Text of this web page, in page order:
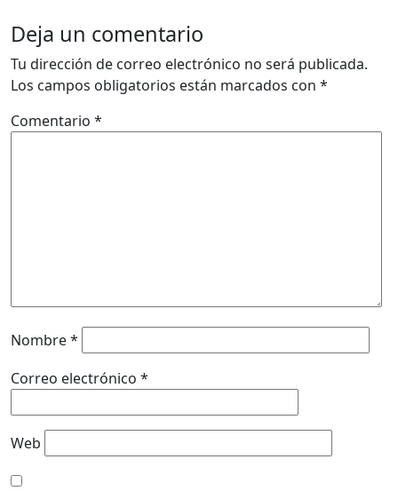
Deja un comentario
Tu dirección de correo electrónico no será publicada.
Los campos obligatorios están marcados con *
Comentario *
Nombre*
Correo electrónico *
Web